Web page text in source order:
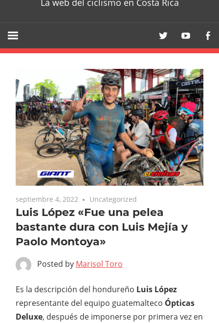
La web del ciclismo en Costa Rica
septiembre 4, 2022 Uncategorized
Luis López «Fue una pelea
bastante dura con Luis Mejía y
Paolo Montoya»
Posted by Marisol Toro
Es la descripción del hondureño Luis López
representante del equipo guatemalteco Ópticas
Deluxe, después de imponerse por primera vez en